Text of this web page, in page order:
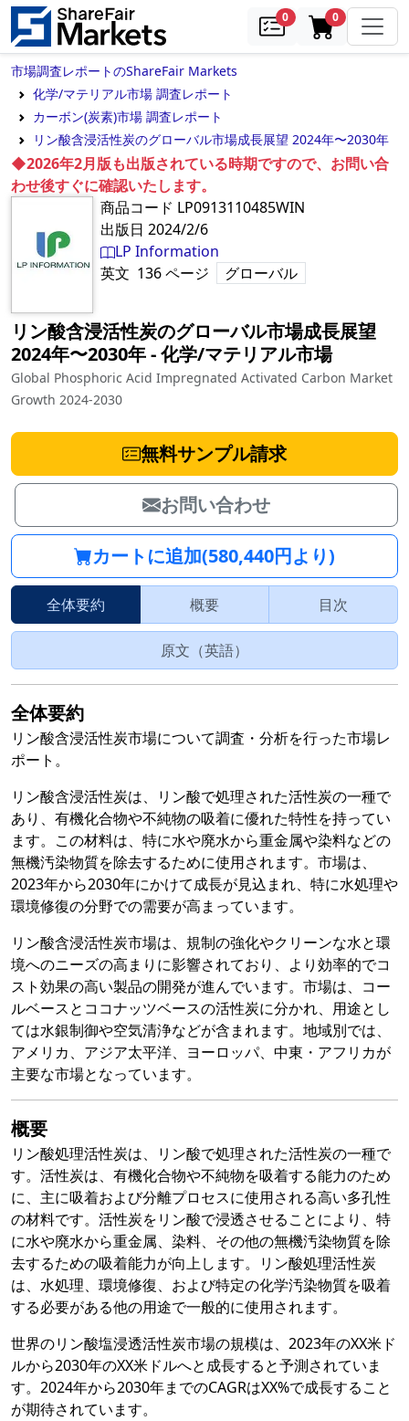
0samples0in cart
市場調査レポートのShareFair Markets
化学/マテリアル市場 調査レポート
カーボン(炭素)市場 調査レポート
リン酸含浸活性炭のグローバル市場成長展望 2024年〜2030年
◆2026年2月版も出版されている時期ですので、お問い合
わせ後すぐに確認いたします。
商品コード LP0913110485WIN
出版日 2024/2/6
LP Information
英文 136ページ グローバル
リン酸含浸活性炭のグローバル市場成長展望
2024年〜2030年‐化学/マテリアル市場
Global Phosphoric Acid Impregnated Activated Carbon Market
Growth 2024-2030
無料サンプル請求
お問い合わせ
カートに追加(580,440円より)
全体要約 概要 目次
原文（英語）
全体要約
リン酸含浸活性炭市場について調査・分析を行った市場レ
ポート。
リン酸含浸活性炭は、リン酸で処理された活性炭の一種で
あり、有機化合物や不純物の吸着に優れた特性を持ってい
ます。この材料は、特に水や廃水から重金属や染料などの
無機汚染物質を除去するために使用されます。市場は、
2023年から2030年にかけて成長が見込まれ、特に水処理や
環境修復の分野での需要が高まっています。
リン酸含浸活性炭市場は、規制の強化やクリーンな水と環
境へのニーズの高まりに影響されており、より効率的でコ
スト効果の高い製品の開発が進んでいます。市場は、コー
ルベースとココナッツベースの活性炭に分かれ、用途とし
ては水銀制御や空気清浄などが含まれます。地域別では、
アメリカ、アジア太平洋、ヨーロッパ、中東・アフリカが
主要な市場となっています。
概要
リン酸処理活性炭は、リン酸で処理された活性炭の一種で
す。活性炭は、有機化合物や不純物を吸着する能力のため
に、主に吸着および分離プロセスに使用される高い多孔性
の材料です。活性炭をリン酸で浸透させることにより、特
に水や廃水から重金属、染料、その他の無機汚染物質を除
去するための吸着能力が向上します。リン酸処理活性炭
は、水処理、環境修復、および特定の化学汚染物質を吸着
する必要がある他の用途で一般的に使用されます。
世界のリン酸塩浸透活性炭市場の規模は、2023年のXX米ド
ルから2030年のXX米ドルへと成長すると予測されていま
す。2024年から2030年までのCAGRはXX%で成長すること
が期待されています。